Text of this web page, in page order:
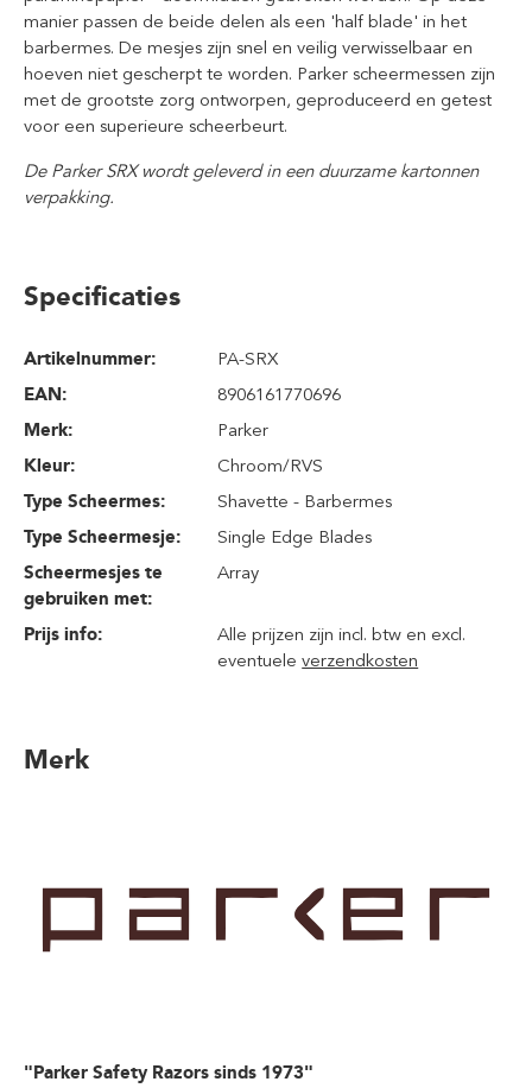
manier passen de beide delen als een 'half blade' in het
barbermes. De mesjes zijn snel en veilig verwisselbaar en
hoeven niet gescherpt te worden. Parker scheermessen zijn
met de grootste zorg ontworpen, geproduceerd en getest
voor een superieure scheerbeurt.
De Parker SRX wordt geleverd in een duurzame kartonnen
verpakking.
Specificaties
Artikelnummer:
PA-SRX
EAN:
8906161770696
Merk:
Parker
Kleur:
Chroom/RVS
Type Scheermes:
Shavette - Barbermes
Type Scheermesje:
Single Edge Blades
Scheermesjes te
gebruiken met:
Array
Prijs info:
Alle prijzen zijn incl. btw en excl.
eventueleverzendkosten
Merk
"Parker Safety Razors sinds 1973"